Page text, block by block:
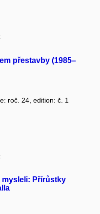
přestavby (1985–
roč. 24, edition: č. 1
mysleli: Přírůstky